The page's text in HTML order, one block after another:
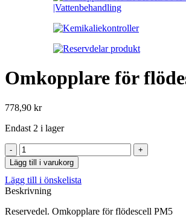
Omkopplare för
778,90 kr
Endast 2 i lager
Omkopplare
för
flödescell
PM5
mängd
Lägg till i varukorg
Lägg till i önskelista
Beskrivning
Reservedel. Omkopplare för flödescell PM5